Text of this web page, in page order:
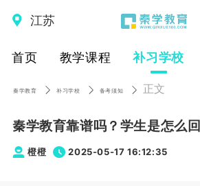
江苏
首页 教学课程 补习学校
秦学教育 补习学校 备考须知 正文
秦学教育靠谱吗？学生是怎么
橙橙 2025-05-17 16:12:35